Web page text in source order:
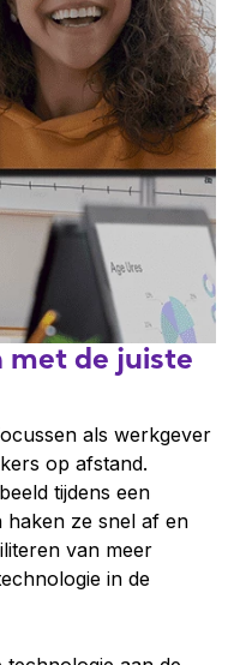
met de juiste
als werkgever
op afstand.
tijdens een
haken ze snel af en
van meer
in de